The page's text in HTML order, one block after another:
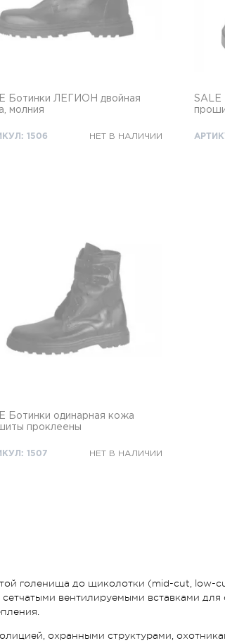
Ботинки ЛЕГИОН двойная
молния
1506 НЕТ В НАЛИЧИИ
SALE
одинарная кожа
проклеены
1507 НЕТ В НАЛИЧИИ
голенища до щиколотки (mid-cut, low-
вентилируемыми вставками
охранными структурами,